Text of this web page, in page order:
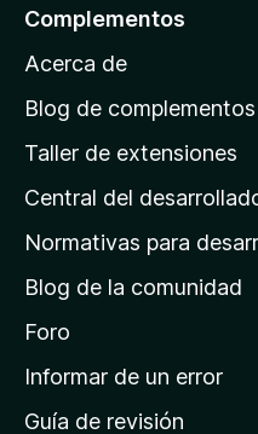
p
á
n
a
e
i
n
Complementos
Acerca de
Blog de
Taller de extensiones
Central del
Normativas para
Blog de la comunidad
Foro
Informar de un error
Guía de revisión